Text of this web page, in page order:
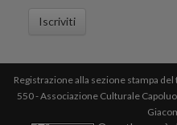
Iscriviti
Registrazione alla sezione stampa
550 - Associazione Culturale